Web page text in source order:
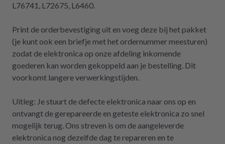
L76741, L72675, L6460.
Print de orderbevestiging uit en voeg deze bij het pakket
(je kunt ook een briefje met het ordernummer meesturen)
zodat de elektronica op onze afdeling inkomende
goederen kan worden gekoppeld aan je bestelling. Dit
voorkomt langere verwerkingstijden.
Uitleg: Je stuurt de defecte elektronica naar ons op en
ontvangt de gerepareerde en geteste elektronica zo snel
mogelijk terug. Ons streven is om de aangeleverde
elektronica nog dezelfde dag te repareren en te